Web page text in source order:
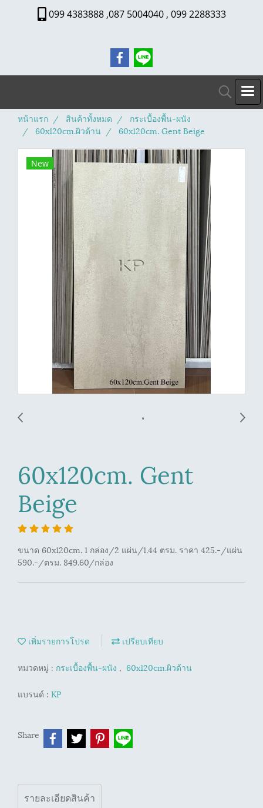
099 4383888 ,087 5004040 , 099 2288333
หน้าแรก สินค้าทั้งหมด
กระเบื้องพื้น-ผนัง
60x120cm.ผิวด้าน
60x120cm. Gent Beige
New
60x120cm. Gent
Beige
ขนาด 60x120cm. 1 กล่อง/2 แผ่น/1.44 ตรม. ราคา 425.-/แผ่น
590.-/ตรม. 849.60/กล่อง
เพิ่มรายการโปรด เปรียบเทียบ
หมวดหมู่ : กระเบื้องพื้น-ผนัง , 60x120cm.ผิวด้าน
แบรนด์ : KP
Share
รายละเอียดสินค้า